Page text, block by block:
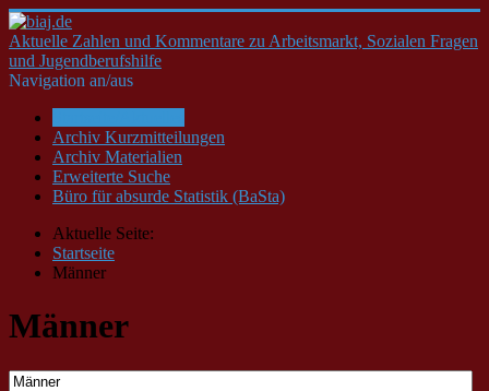
Aktuelle Zahlen und Kommentare zu Arbeitsmarkt, Sozialen Fragen
und Jugendberufshilfe
Navigation an/aus
Archiv Kurzmitteilungen
Archiv Materialien
Erweiterte Suche
Büro für absurde Statistik (BaSta)
Aktuelle Seite:
Startseite
Männer
Männer